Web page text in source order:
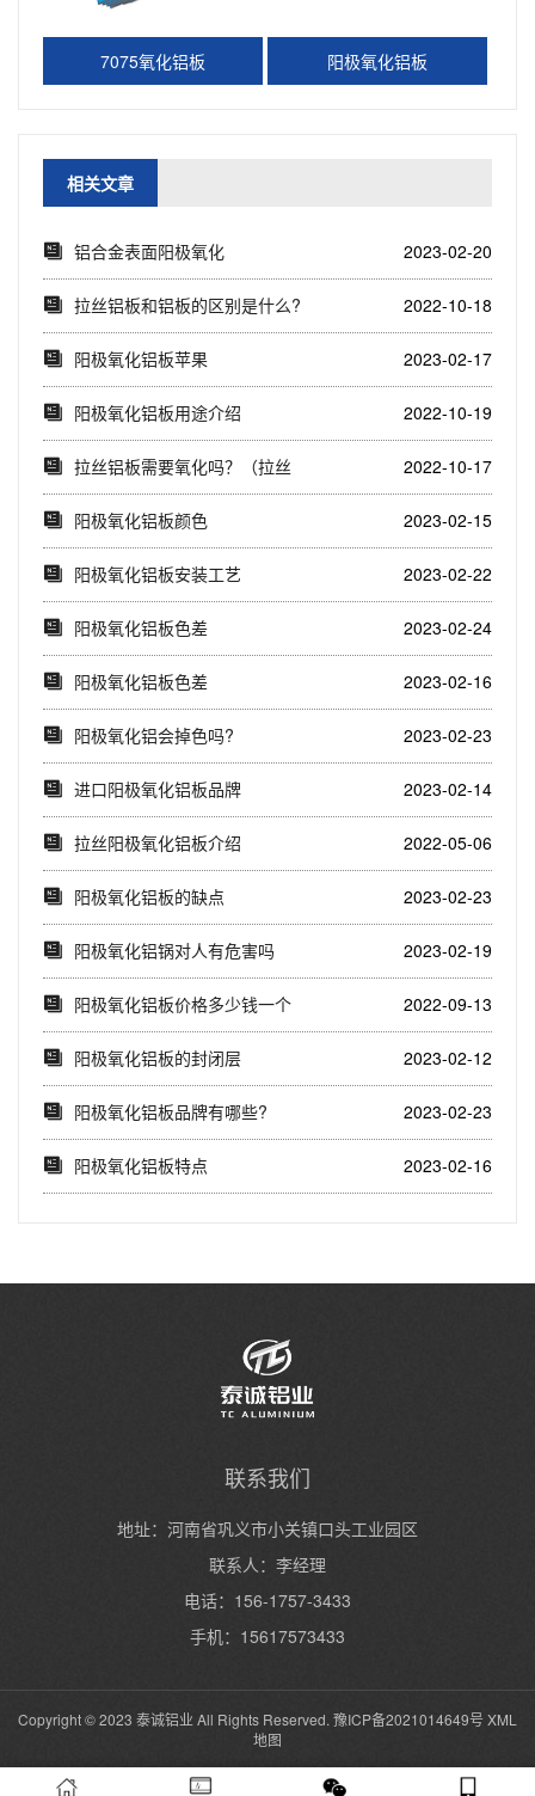
7075氧化铝板 阳极氧化铝板
相关文章
铝合金表面阳极氧化 2023-02-20
拉丝铝板和铝板的区别是什么? 2022-10-18
阳极氧化铝板苹果 2023-02-17
​阳极氧化铝板用途介绍 2022-10-19
拉丝铝板需要氧化吗？（拉丝
铝板氧化优势）
2022-10-17
阳极氧化铝板颜色 2023-02-15
阳极氧化铝板安装工艺 2023-02-22
阳极氧化铝板色差 2023-02-24
阳极氧化铝板色差 2023-02-16
阳极氧化铝会掉色吗? 2023-02-23
进口阳极氧化铝板品牌 2023-02-14
拉丝阳极氧化铝板介绍 2022-05-06
阳极氧化铝板的缺点 2023-02-23
阳极氧化铝锅对人有危害吗 2023-02-19
阳极氧化铝板价格多少钱一个
平方
2022-09-13
阳极氧化铝板的封闭层 2023-02-12
阳极氧化铝板品牌有哪些? 2023-02-23
阳极氧化铝板特点 2023-02-16
联系我们
地址：河南省巩义市小关镇口头工业园区
联系人：李经理
电话：156-1757-3433
手机：15617573433
Copyright © 2023 泰诚铝业 All Rights Reserved.豫ICP备2021014649号 XML
地图